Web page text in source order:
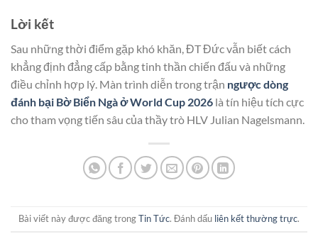
Lời kết
Sau những thời điểm gặp khó khăn, ĐT Đức vẫn biết cách
khẳng định đẳng cấp bằng tinh thần chiến đấu và những
điều chỉnh hợp lý. Màn trình diễn trong trận ngược dòng
đánh bại Bờ Biển Ngà ở World Cup 2026 là tín hiệu tích cực
cho tham vọng tiến sâu của thầy trò HLV Julian Nagelsmann.
Bài viết này được đăng trongTin Tức. Đánh dấu liên kết thường trực.